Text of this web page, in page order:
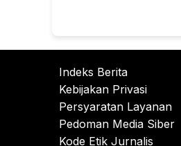
Indeks Berita
Kebijakan Privasi
Persyaratan Layanan
Pedoman Media Siber
Kode Etik Jurnalis